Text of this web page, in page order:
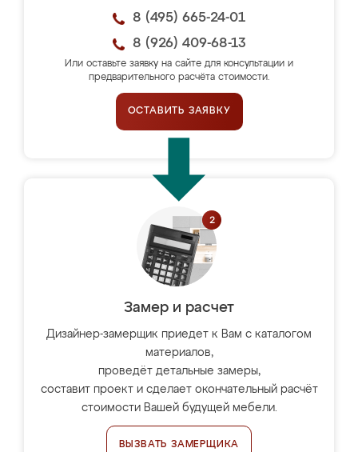
8 (495) 665-24-01
8 (926) 409-68-13
Или оставьте заявку на сайте для консультации и
предварительного расчёта стоимости.
ОСТАВИТЬ ЗАЯВКУ
Замер и расчет
Дизайнер-замерщик приедет к Вам с каталогом
материалов,
проведёт детальные замеры,
составит проект и сделает окончательный расчёт
стоимости Вашей будущей мебели.
ВЫЗВАТЬ ЗАМЕРЩИКА